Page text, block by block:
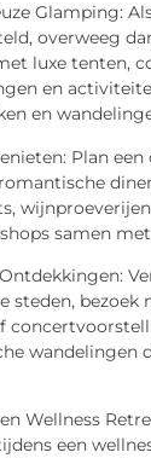
Glamping:
overweeg
luxe tenten,
en
en
Plan
samen
steden, bezoek
wandelingen
Wellness
een